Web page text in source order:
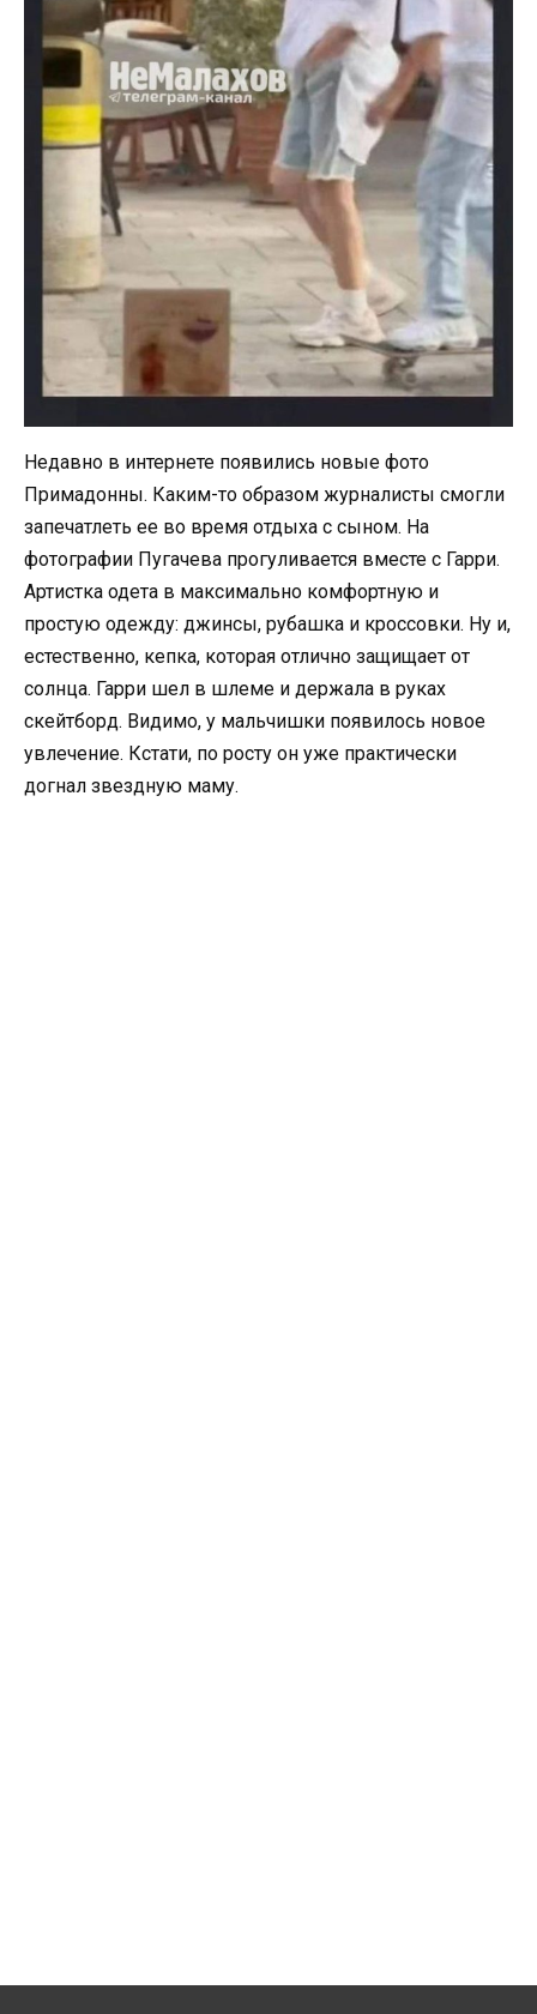
Недавно в интернете появились новые фото
Примадонны. Каким-то образом журналисты смогли
запечатлеть ее во время отдыха с сыном. На
фотографии Пугачева прогуливается вместе с Гарри.
Артистка одета в максимально комфортную и
простую одежду: джинсы, рубашка и кроссовки. Ну и,
естественно, кепка, которая отлично защищает от
солнца. Гарри шел в шлеме и держала в руках
скейтборд. Видимо, у мальчишки появилось новое
увлечение. Кстати, по росту он уже практически
догнал звездную маму.